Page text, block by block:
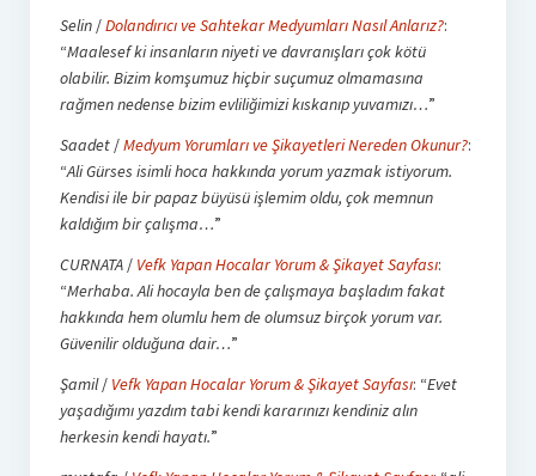
Selin/Dolandırıcı ve Sahtekar Medyumları Nasıl Anlarız?:
“Maalesef ki insanların niyeti ve davranışları çok kötü
olabilir. Bizim komşumuz hiçbir suçumuz olmamasına
rağmen nedense bizim evliliğimizi kıskanıp yuvamızı…”
Saadet/Medyum Yorumları ve Şikayetleri Nereden Okunur?:
“Ali Gürses isimli hoca hakkında yorum yazmak istiyorum.
Kendisi ile bir papaz büyüsü işlemim oldu, çok memnun
kaldığım bir çalışma…”
CURNATA/ Vefk Yapan Hocalar Yorum & Şikayet Sayfası:
“Merhaba. Ali hocayla ben de çalışmaya başladım fakat
hakkında hem olumlu hem de olumsuz birçok yorum var.
Güvenilir olduğuna dair…”
Şamil/ Vefk Yapan Hocalar Yorum & Şikayet Sayfası: “Evet
yaşadığımı yazdım tabi kendi kararınızı kendiniz alın
herkesin kendi hayatı.”